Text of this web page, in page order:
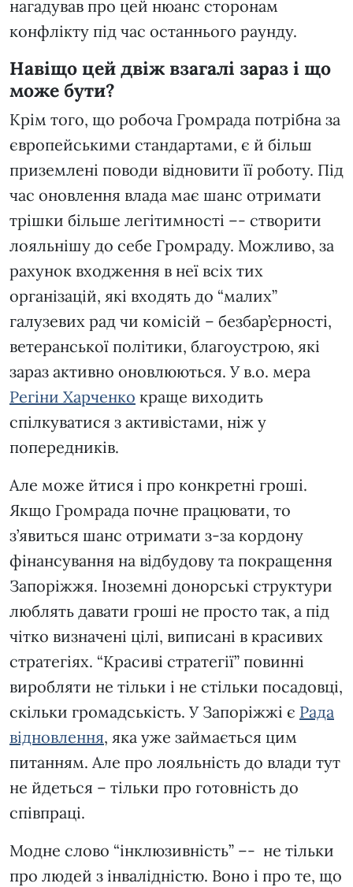
нагадував про цей нюанс сторонам
конфлікту під час останнього раунду.
Навіщо цей двіж взагалі зараз і що
може бути?
Крім того, що робоча Громрада потрібна за
європейськими стандартами, є й більш
приземлені поводи відновити її роботу. Під
час оновлення влада має шанс отримати
трішки більше легітимності –- створити
лояльнішу до себе Громраду. Можливо, за
рахунок входження в неї всіх тих
організацій, які входять до “малих”
галузевих рад чи комісій – безбар’єрності,
ветеранської політики, благоустрою, які
зараз активно оновлюються. У в.о. мера
Регіни Харченко краще виходить
спілкуватися з активістами, ніж у
попередників.
Але може йтися і про конкретні гроші.
Якщо Громрада почне працювати, то
з’явиться шанс отримати з-за кордону
фінансування на відбудову та покращення
Запоріжжя. Іноземні донорські структури
люблять давати гроші не просто так, а під
чітко визначені цілі, виписані в красивих
стратегіях. “Красиві стратегії” повинні
виробляти не тільки і не стільки посадовці,
скільки громадськість. У Запоріжжі є Рада
відновлення, яка уже займається цим
питанням. Але про лояльність до влади тут
не йдеться – тільки про готовність до
співпраці.
Модне слово “інклюзивність” –- не тільки
про людей з інвалідністю. Воно і про те, що